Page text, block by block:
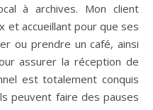
à archives. Mon client
et accueillant pour que ses
ou prendre un café, ainsi
assurer la réception de
est totalement conquis
peuvent faire des pauses